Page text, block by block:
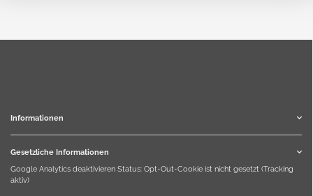
Informationen
Gesetzliche Informationen
Google Analytics deaktivieren Status: Opt-Out-Cookie ist nicht gesetzt (Tracking
aktiv)